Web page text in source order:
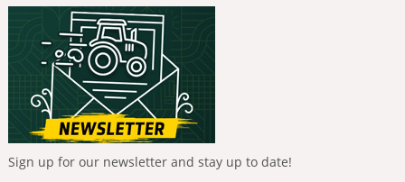
Sign up for our newsletter and stay up to date!